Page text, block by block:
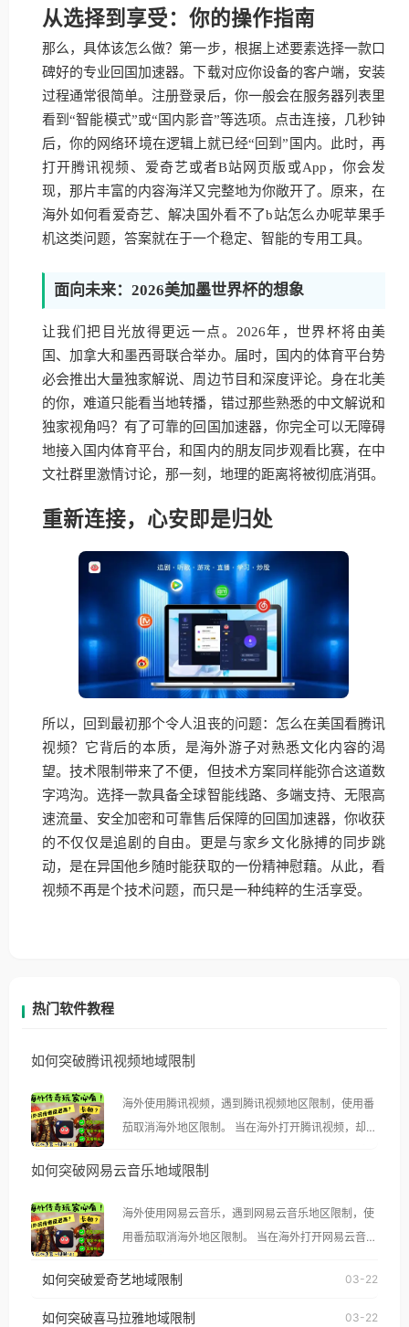
从选择到享受：你的操作指南
那么，具体该怎么做？第一步，根据上述要素选择一款口
碑好的专业回国加速器。下载对应你设备的客户端，安装
过程通常很简单。注册登录后，你一般会在服务器列表里
看到“智能模式”或“国内影音”等选项。点击连接，几秒钟
后，你的网络环境在逻辑上就已经“回到”国内。此时，再
打开腾讯视频、爱奇艺或者B站网页版或App，你会发
现，那片丰富的内容海洋又完整地为你敞开了。原来，在
海外如何看爱奇艺、解决国外看不了b站怎么办呢苹果手
机这类问题，答案就在于一个稳定、智能的专用工具。
面向未来：2026美加墨世界杯的想象
让我们把目光放得更远一点。2026年，世界杯将由美
国、加拿大和墨西哥联合举办。届时，国内的体育平台势
必会推出大量独家解说、周边节目和深度评论。身在北美
的你，难道只能看当地转播，错过那些熟悉的中文解说和
独家视角吗？有了可靠的回国加速器，你完全可以无障碍
地接入国内体育平台，和国内的朋友同步观看比赛，在中
文社群里激情讨论，那一刻，地理的距离将被彻底消弭。
重新连接，心安即是归处
所以，回到最初那个令人沮丧的问题：怎么在美国看腾讯
视频？它背后的本质，是海外游子对熟悉文化内容的渴
望。技术限制带来了不便，但技术方案同样能弥合这道数
字鸿沟。选择一款具备全球智能线路、多端支持、无限高
速流量、安全加密和可靠售后保障的回国加速器，你收获
的不仅仅是追剧的自由。更是与家乡文化脉搏的同步跳
动，是在异国他乡随时能获取的一份精神慰藉。从此，看
视频不再是个技术问题，而只是一种纯粹的生活享受。
热门软件教程
如何突破腾讯视频地域限制
海外使用腾讯视频，遇到腾讯视频地区限制，使用番
茄取消海外地区限制。 当在海外打开腾讯视频，却突
示语。 海外用户如香港、澳门、台湾、美国、加拿
像其他音乐平台一样，出现地区及版权限制问题，且
仅能在中国大陆地区播放。 遇到这个问题的朋友们，
使用番茄回国加速器，即可解决「海外用户收听腾讯
台湾、美国、加拿大、澳大利亚、欧洲等国家和地区
如何突破网易云音乐地域限制
海外使用网易云音乐，遇到网易云音乐地区限制，使
用番茄取消海外地区限制。 当在海外打开网易云音
播放”的提示语。 海外用户如香港、澳门、台湾、美
国、加拿大、澳大利亚、欧洲等国家和地区时，网易
如何突破爱奇艺地域限制 03-22
如何突破喜马拉雅地域限制 03-22